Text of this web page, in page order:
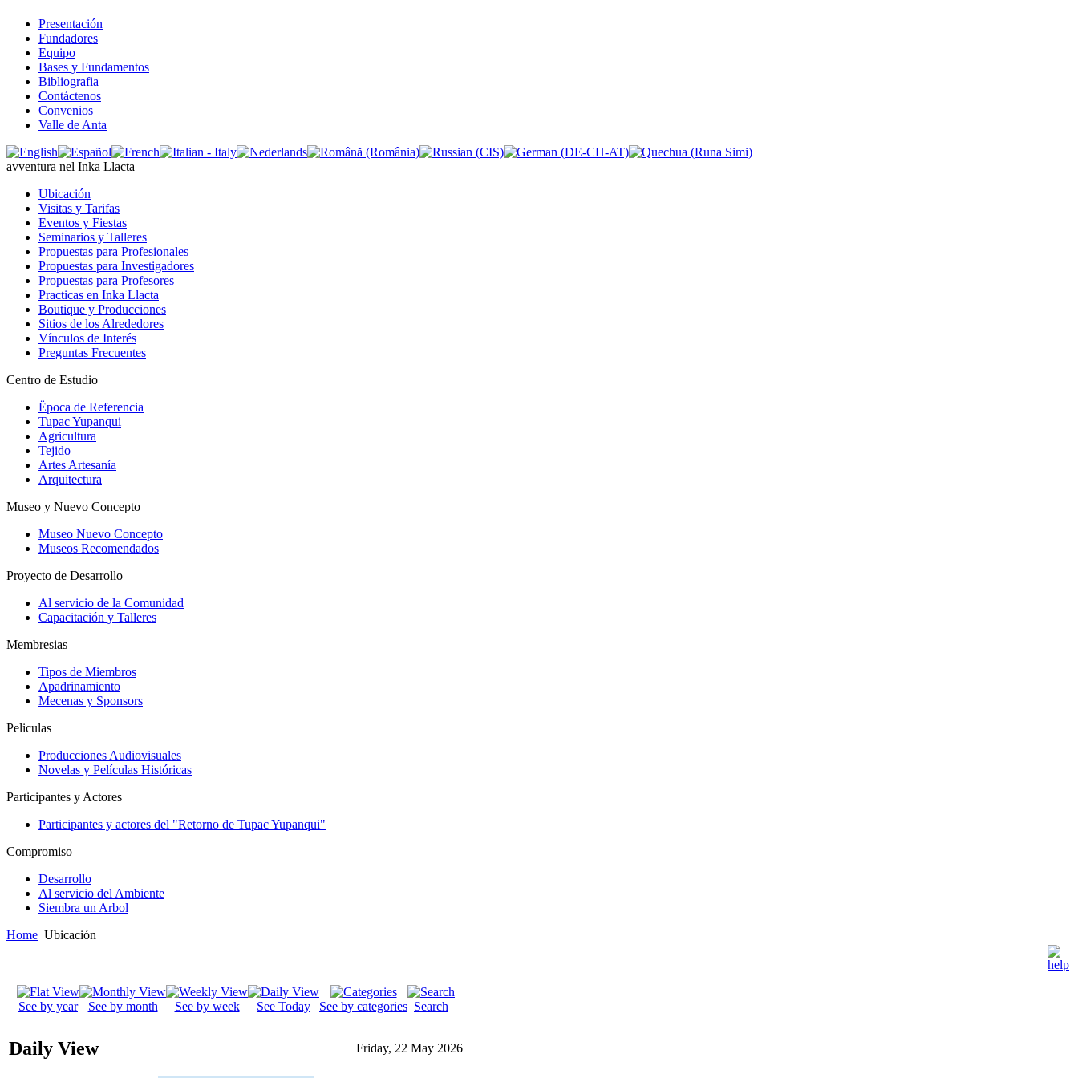
Presentación
Fundadores
Equipo
Bases y Fundamentos
Bibliografia
Contáctenos
Convenios
Valle de Anta
avventura nel Inka Llacta
Ubicación
Visitas y Tarifas
Eventos y Fiestas
Seminarios y Talleres
Propuestas para Profesionales
Propuestas para Investigadores
Propuestas para Profesores
Practicas en Inka Llacta
Boutique y Producciones
Sitios de los Alrededores
Vínculos de Interés
Preguntas Frecuentes
Centro de Estudio
Ëpoca de Referencia
Tupac Yupanqui
Agricultura
Tejido
Artes Artesanía
Arquitectura
Museo y Nuevo Concepto
Museo Nuevo Concepto
Museos Recomendados
Proyecto de Desarrollo
Al servicio de la Comunidad
Capacitación y Talleres
Membresias
Tipos de Miembros
Apadrinamiento
Mecenas y Sponsors
Peliculas
Producciones Audiovisuales
Novelas y Películas Históricas
Participantes y Actores
Participantes y actores del "Retorno de Tupac Yupanqui"
Compromiso
Desarrollo
Al servicio del Ambiente
Siembra un Arbol
Home Ubicación
See by year See by month See by week See Today See by categories Search
Daily View Friday, 22 May 2026